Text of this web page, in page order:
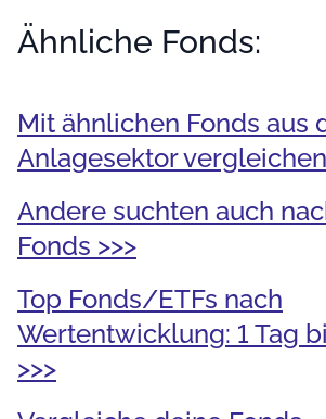
Ähnliche Fonds:
Mit ähnlichen Fonds aus
Anlagesektor vergleichen
Andere suchten auch
Fonds >>>
Top Fonds/ETFs nach
Wertentwicklung: 1 Tag
>>>